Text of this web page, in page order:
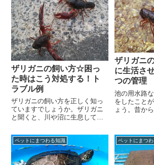
ザリガニの飼い方☆困っ
た時はこう対処する！ト
ラブル例
ザリガニの飼い方を正しく知っ
ていますでしょうか。ザリガニ
と聞くと、川や沼に生息してい
とどうしたらよいか分からない
ですよね。ザリガニは...
ザリガニ
に生活さ
つの管理
池の用水路
をしたこと
ょう。昔か
に入れて持
ペットにまつわる知識 ペットにまつ